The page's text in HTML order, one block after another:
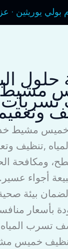
يوريثين ·
خميس مشيط
,تنظيف
ومكافحة
أجواء عسير.
بيئة
بأسعار
تسرب
خميس